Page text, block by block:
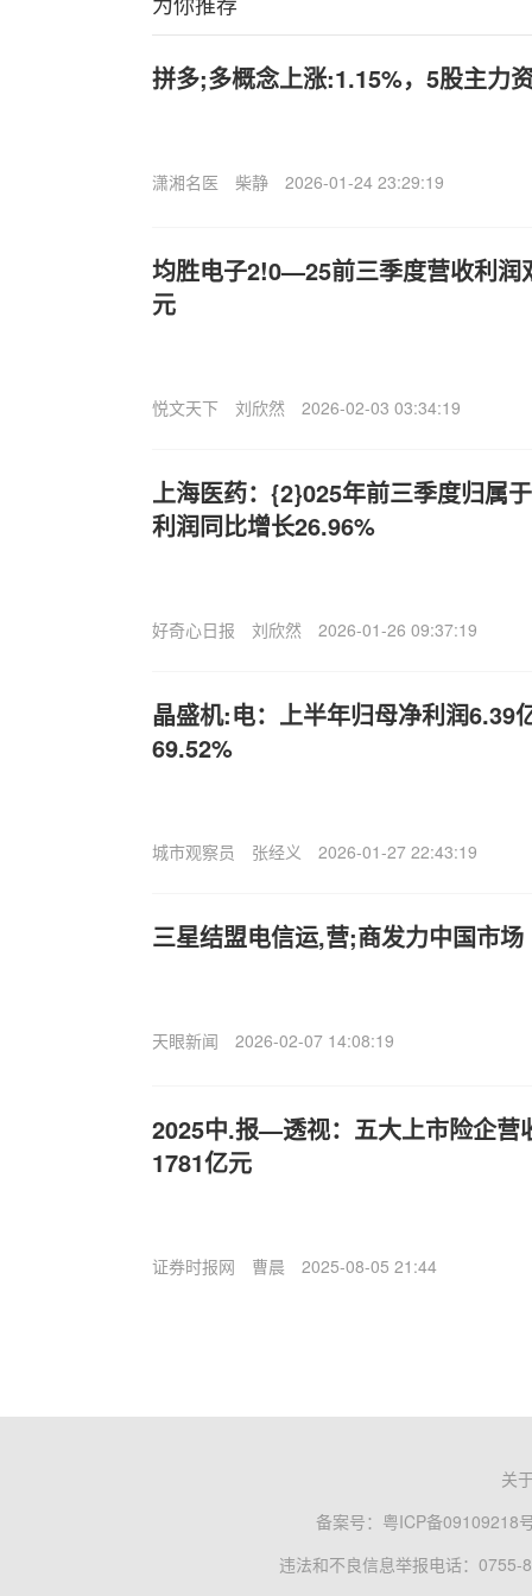
拼多;多概念上涨:1.15%，5股主力
潇湘名医 柴静 2026-01-24 23:29:19
均胜电子2!0—25前三季度营收利润
元
悦文天下 刘欣然 2026-02-03 03:34:19
上海医药：{2}025年前三季度归属
利润同比增长26.96%
好奇心日报 刘欣然 2026-01-26 09:37:19
晶盛机:电：上半年归母净利润6.39
69.52%
城市观察员 张经义 2026-01-27 22:43:19
三星结盟电信运,营;商发力中国市场
天眼新闻 2026-02-07 14:08:19
2025中.报—透视：五大上市险企营
1781亿元
证券时报网 曹晨 2025-08-05 21:44
关
备案号： 粤ICP备09109218
违法和不良信息举报电话：0755-